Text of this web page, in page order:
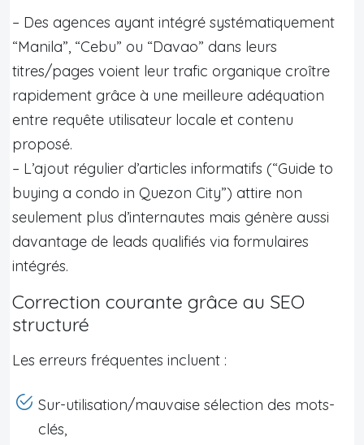
– Des agences ayant intégré systématiquement
“Manila”, “Cebu” ou “Davao” dans leurs
titres/pages voient leur trafic organique croître
rapidement grâce à une meilleure adéquation
entre requête utilisateur locale et contenu
proposé.
– L’ajout régulier d’articles informatifs (“Guide to
buying a condo in Quezon City”) attire non
seulement plus d’internautes mais génère aussi
davantage de leads qualifiés via formulaires
intégrés.
Correction courante grâce au SEO
structuré
Les erreurs fréquentes incluent :
Sur-utilisation/mauvaise sélection des mots-
clés,